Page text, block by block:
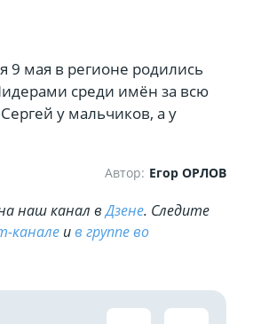
9 мая в регионе родились
среди имён за всю
у мальчиков, а у
Автор: Егор ОРЛОВ
наш канал вДзене. Cледите
канале ив группе во